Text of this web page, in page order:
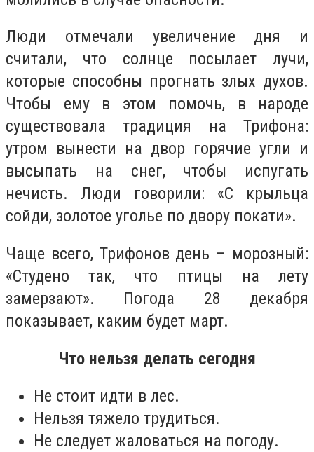
Люди отмечали увеличение дня и
считали, что солнце посылает лучи,
которые способны прогнать злых духов.
Чтобы ему в этом помочь, в народе
существовала традиция на Трифона:
утром вынести на двор горячие угли и
высыпать на снег, чтобы испугать
нечисть. Люди говорили: «С крыльца
сойди, золотое уголье по двору покати».
Чаще всего, Трифонов день – морозный:
«Студено так, что птицы на лету
замерзают». Погода 28 декабря
показывает, каким будет март.
Что нельзя делать сегодня
Не стоит идти в лес.
Нельзя тяжело трудиться.
Не следует жаловаться на погоду.